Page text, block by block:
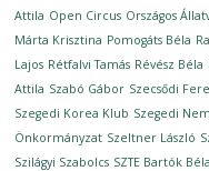
Attila Open Circus Országos
Márta Krisztina Pomogáts Béla
Lajos Rétfalvi Tamás Révész Béla
Attila Szabó Gábor Szecsődi
Szegedi Korea Klub Szegedi
Önkormányzat Szeltner László
Szilágyi Szabolcs SZTE Bartók